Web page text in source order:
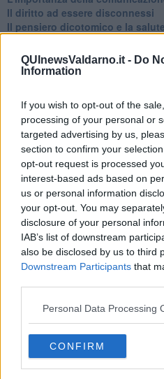
QUInewsValdarno.it - Do
Information
If you wish to opt-out of the
processing of your personal or
targeted advertising by us,
section to confirm your
opt-out request is processed
interest-based ads based on
us or personal information
your opt-out. You may
disclosure of your personal
IAB’s list of downstream
also be disclosed by us to third
Downstream Participants that
Personal Data Processing
CONFIRM
​Il diritto ad essere disconnessi
​Il pensiero dicotomico e la
​La Clownterapia
​Differenze tra persone frustrate
​Buone Vacan(si)e!
​Il lato positivo delle cose
​Storie antiche di tempi moderni
​Quello che alle mamme non
Adultescenza
Homo imbecillis
​4 anni di Blog
Quando il silenzio è aggressivo
​Il passato, questo conosciuto!
​Clima ballerino e sbalzi d’umore
La maternità
​L’uomo o l’orso?
​Tutta una questione di rispetto
​Cose che ci esauriscono
​Vespa che passione!
​Lasciate ai vostri figli il diritto di
​Parole d’amore regalate al vento
​Essere genitori di un adolescente